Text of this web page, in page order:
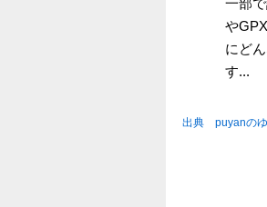
一部
や
にど
す...
出典 puyanのゆ